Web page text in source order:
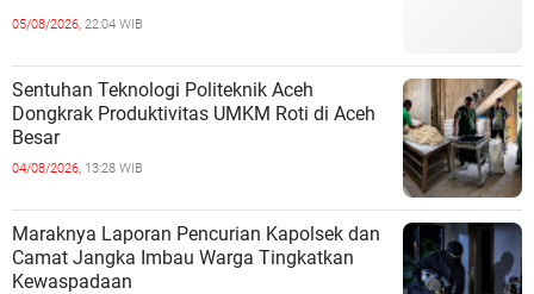
05/08/2026, 22:04 WIB
Sentuhan Teknologi Politeknik Aceh
Dongkrak Produktivitas UMKM Roti di Aceh
Besar
04/08/2026, 13:28 WIB
Maraknya Laporan Pencurian Kapolsek dan
Camat Jangka Imbau Warga Tingkatkan
Kewaspadaan